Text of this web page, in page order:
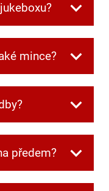
zásuvku
mince?
frontu
předem?